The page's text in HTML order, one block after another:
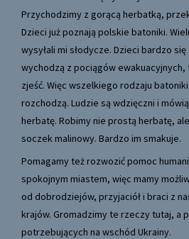
Przychodzimy z gorącą herbatką,
Dzieci już poznają polskie batoniki.
wysyłali mi słodycze. Dzieci bardzo
wychodzą z pociągów ewakuacyjnych,
zjeść. Więc wszelkiego rodzaju
rozchodzą. Ludzie są wdzięczni i
herbatę. Robimy nie prostą herbatę,
soczek malinowy. Bardzo im smakuje.
Pomagamy też rozwozić pomoc
spokojnym miastem, więc mamy
od dobrodziejów, przyjaciół i braci z
krajów. Gromadzimy te rzeczy tutaj, a
potrzebujących na wschód Ukrainy.